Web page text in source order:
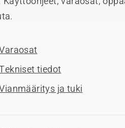
tiedot
ja tuki